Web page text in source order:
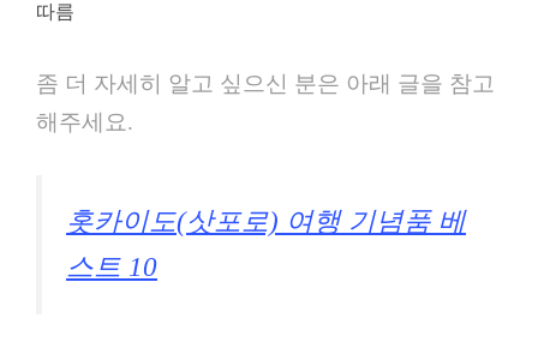
따름
좀 더 자세히 알고 싶으신 분은 아래 글을 참고
해주세요.
홋카이도(삿포로) 여행 기념품 베
스트 10